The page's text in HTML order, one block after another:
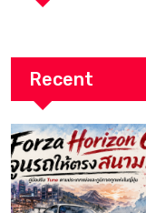
Recent